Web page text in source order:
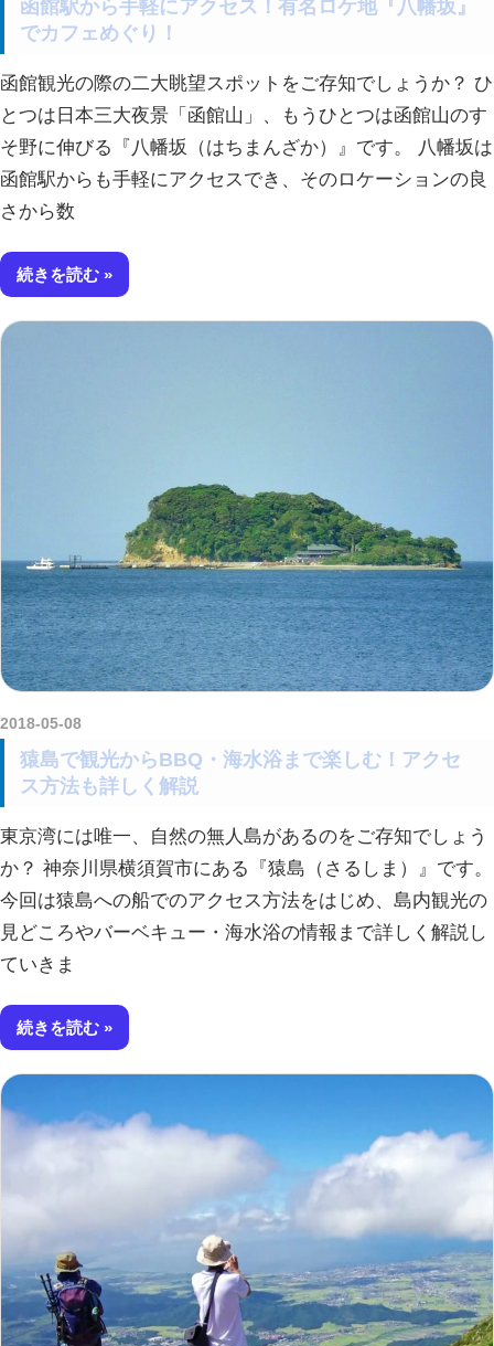
函館駅から手軽にアクセス！有名ロケ地『八幡坂』
でカフェめぐり！
函館観光の際の二大眺望スポットをご存知でしょうか？ ひ
とつは日本三大夜景「函館山」、もうひとつは函館山のす
そ野に伸びる『八幡坂（はちまんざか）』です。 八幡坂は
函館駅からも手軽にアクセスでき、そのロケーションの良
さから数
続きを読む
2018-05-08
猿島で観光からBBQ・海水浴まで楽しむ！アクセ
ス方法も詳しく解説
東京湾には唯一、自然の無人島があるのをご存知でしょう
か？ 神奈川県横須賀市にある『猿島（さるしま）』です。
今回は猿島への船でのアクセス方法をはじめ、島内観光の
見どころやバーベキュー・海水浴の情報まで詳しく解説し
ていきま
続きを読む